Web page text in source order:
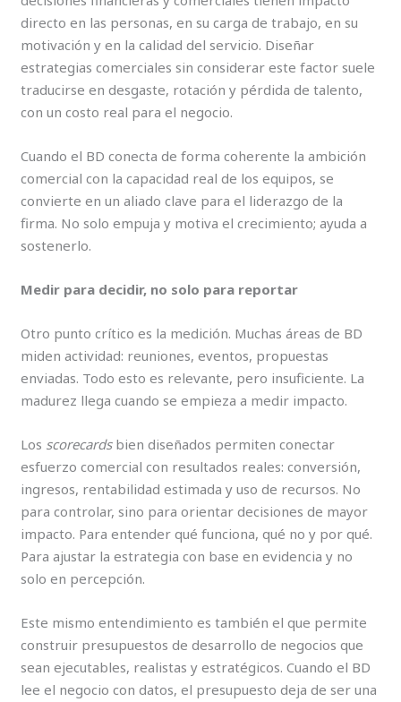
directo en las personas, en su carga de trabajo, en su
motivación y en la calidad del servicio. Diseñar
estrategias comerciales sin considerar este factor suele
traducirse en desgaste, rotación y pérdida de talento,
con un costo real para el negocio.
Cuando el BD conecta de forma coherente la ambición
comercial con la capacidad real de los equipos, se
convierte en un aliado clave para el liderazgo de la
firma. No solo empuja y motiva el crecimiento; ayuda a
sostenerlo.
Medir para decidir, no solo para reportar
Otro punto crítico es la medición. Muchas áreas de BD
miden actividad: reuniones, eventos, propuestas
enviadas. Todo esto es relevante, pero insuficiente. La
madurez llega cuando se empieza a medir impacto.
Los scorecardsbien diseñados permiten conectar
esfuerzo comercial con resultados reales: conversión,
ingresos, rentabilidad estimada y uso de recursos. No
para controlar, sino para orientar decisiones de mayor
impacto. Para entender qué funciona, qué no y por qué.
Para ajustar la estrategia con base en evidencia y no
solo en percepción.
Este mismo entendimiento es también el que permite
construir presupuestos de desarrollo de negocios que
sean ejecutables, realistas y estratégicos. Cuando el BD
lee el negocio con datos, el presupuesto deja de ser una